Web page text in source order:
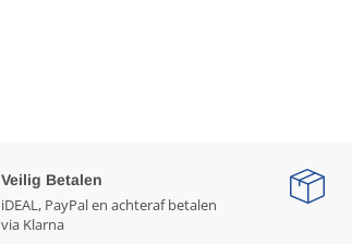
Veilig Betalen
iDEAL, PayPal en achteraf betalen
via Klarna